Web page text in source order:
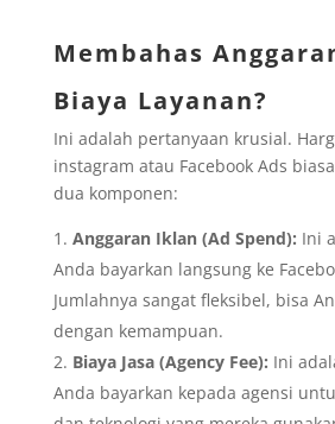
Membahas
Biaya Layanan?
Ini adalah pertanyaan krusial.
instagram atau Facebook Ads
dua komponen:
Anggaran Iklan (Ad Spend): Ini
Anda bayarkan langsung ke
Jumlahnya sangat fleksibel, bisa
dengan kemampuan.
Biaya Jasa (Agency Fee): Ini
Anda bayarkan kepada agensi